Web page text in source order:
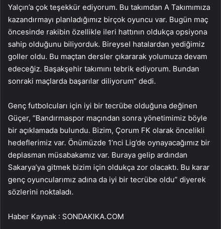
Yalçın’a çok teşekkür ediyorum. Bu takımdan A Takımımıza
kazandırmayı planladığımız birçok oyuncu var. Bugün maç
öncesinde rakibin özellikle ileri hattının oldukça opsiyona
sahip olduğunu biliyorduk. Bireysel hatalardan yediğimiz
goller oldu. Bu maçtan dersler çıkararak yolumuza devam
edeceğiz. Başakşehir takımını tebrik ediyorum. Bundan
sonraki maçlarda başarılar diliyorum” dedi.
Genç futbolcuları için iyi bir tecrübe olduğuna değinen
Güçer, “Bandırmaspor maçından sonra yönetimimiz böyle
bir açıklamada bulundu. Bizim, Çorum FK olarak öncelikli
hedeflerimiz var. Önümüzde 1’nci Lig’de oynayacağımız bir
deplasman müsabakamız var. Buraya gelip ardından
Sakarya’ya gitmek bizim için oldukça zor olacaktı. Bu karar
genç oyuncularımız adına da iyi bir tecrübe oldu” diyerek
sözlerini noktaladı.
Haber Kaynak : SONDAKIKA.COM